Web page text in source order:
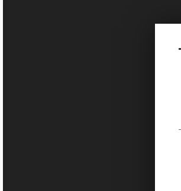
Sketchbook5, 스케
Sketchbook5, 스케